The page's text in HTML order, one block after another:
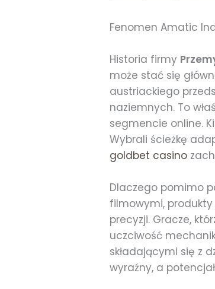
Fenomen Amatic
Historia firmy
może stać się
austriackiego
naziemnych. To
segmencie online.
Wybrali ścieżkę
goldbet casino
Dlaczego pomimo
filmowymi,
precyzji. Gracze,
uczciwość
składającymi się z
wyraźny, a